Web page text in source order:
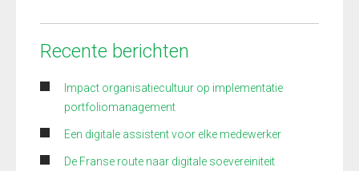
Recente berichten
Impact organisatiecultuur op implementatie
portfoliomanagement
Een digitale assistent voor elke medewerker
De Franse route naar digitale soevereiniteit